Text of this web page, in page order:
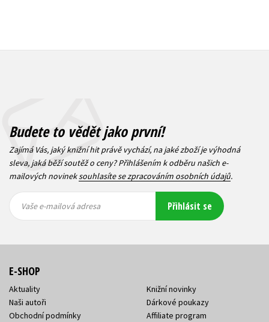
Budete to vědět jako první!
Zajímá Vás, jaký knižní hit právě vychází, na jaké zboží je výhodná
sleva, jaká běží soutěž o ceny? Přihlášením k odběru našich e-
mailových novineksouhlasíte se zpracováním osobních údajů.
mailová
mailová
Vaše e-mailová adresa Přihlásit se
E-SHOP
Aktuality
Naši autoři
Obchodní podmínky
Knižní novinky
Dárkové poukazy
Affiliate program